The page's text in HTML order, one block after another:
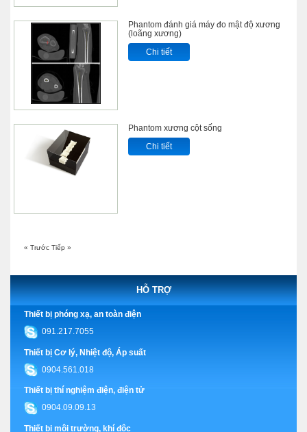
Phantom đánh giá máy đo mật độ xương
(loãng xương)
Chi tiết
Phantom xương cột sống
Chi tiết
« Trước Tiếp »
HỖ TRỢ
Thiết bị phóng xạ, an toàn điện
091.217.7055
Thiết bị Cơ lý, Nhiệt độ, Áp suất
0904.561.018
Thiết bị thí nghiệm điện, điện tử
0904.09.09.13
Thiết bị môi trường, khí độc